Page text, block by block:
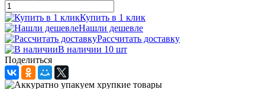
Купить в 1 клик
Нашли дешевле
Рассчитать доставку
В наличии 10 шт
Поделиться